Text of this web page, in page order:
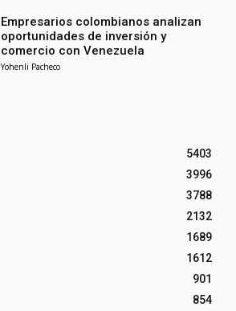
Empresarios colombianos analizan
oportunidades de inversión y
comercio con Venezuela
Yohenli Pacheco
5403
3996
3788
2132
1689
1612
901
854